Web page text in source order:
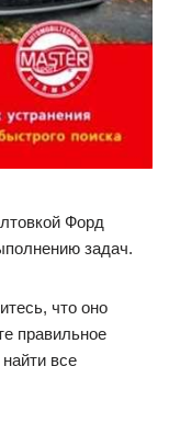
Форд
задач.
что оно
правильное
все